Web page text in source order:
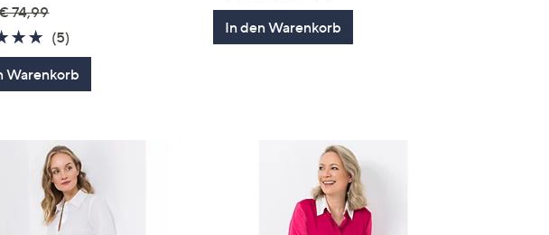
74,99
4.8
von
5
(5)
Bewertungen
Warenkorb
von
5
Bewertungen
In den Warenkorb